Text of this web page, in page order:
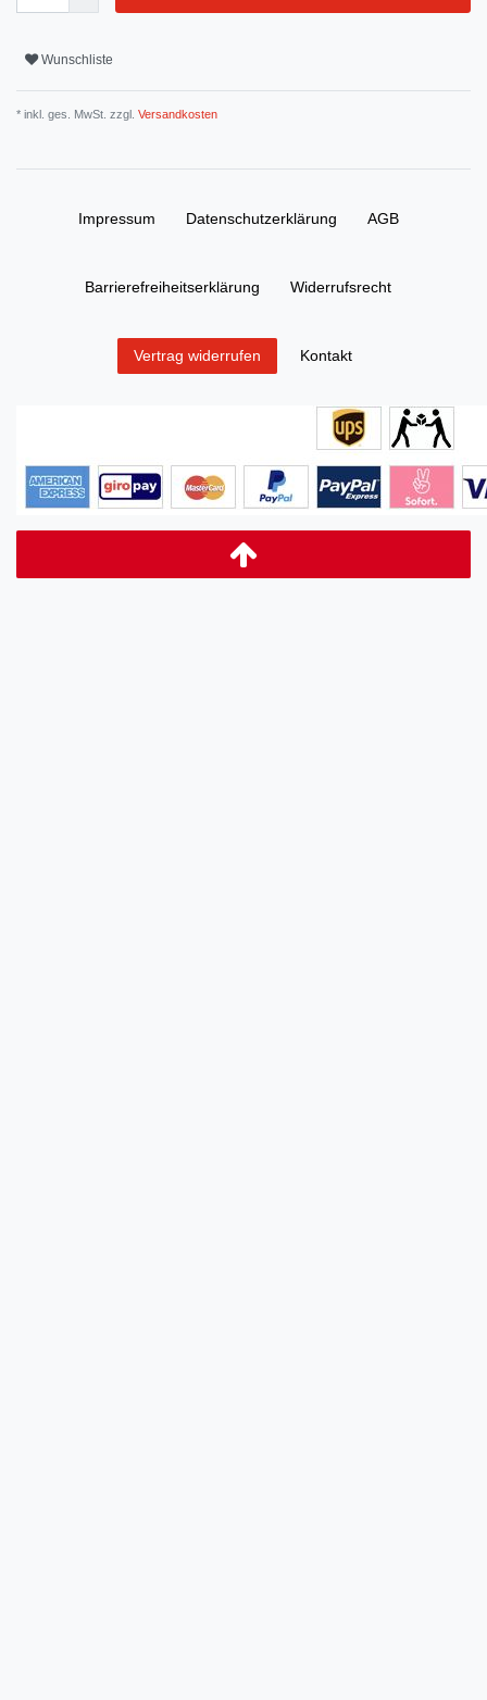
Wunschliste
* inkl. ges. MwSt. zzgl. Versandkosten
Impressum Daten­schutz­erklärung AGB
Barrierefreiheitserklärung Widerrufs­recht
Vertrag widerrufen Kontakt